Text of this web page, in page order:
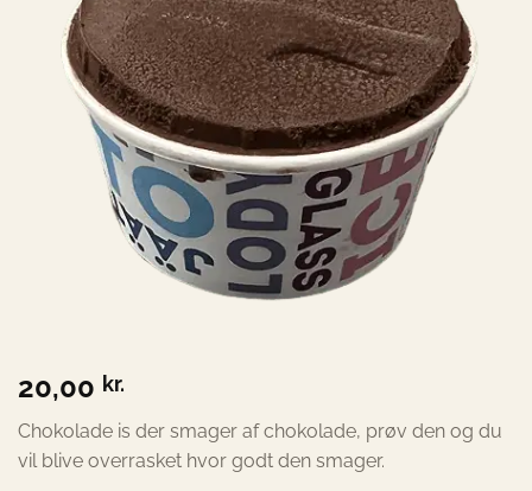
20,00 kr.
Chokolade is der smager af chokolade, prøv den og du
vil blive overrasket hvor godt den smager.